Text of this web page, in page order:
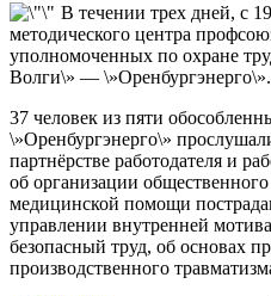
В течении трех дней, с
методического центра
уполномоченных по охране
Волги\» — \»Оренбургэнерго\».
37 человек из пяти
\»Оренбургэнерго\»
партнёрстве работодателя и
об организации
медицинской помощи
управлении внутренней
безопасный труд, об основах
производственного